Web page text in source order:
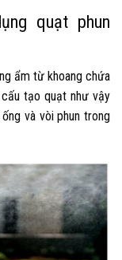
quạt phun
ẩm từ khoang chứa
tạo quạt như vậy
và vòi phun trong